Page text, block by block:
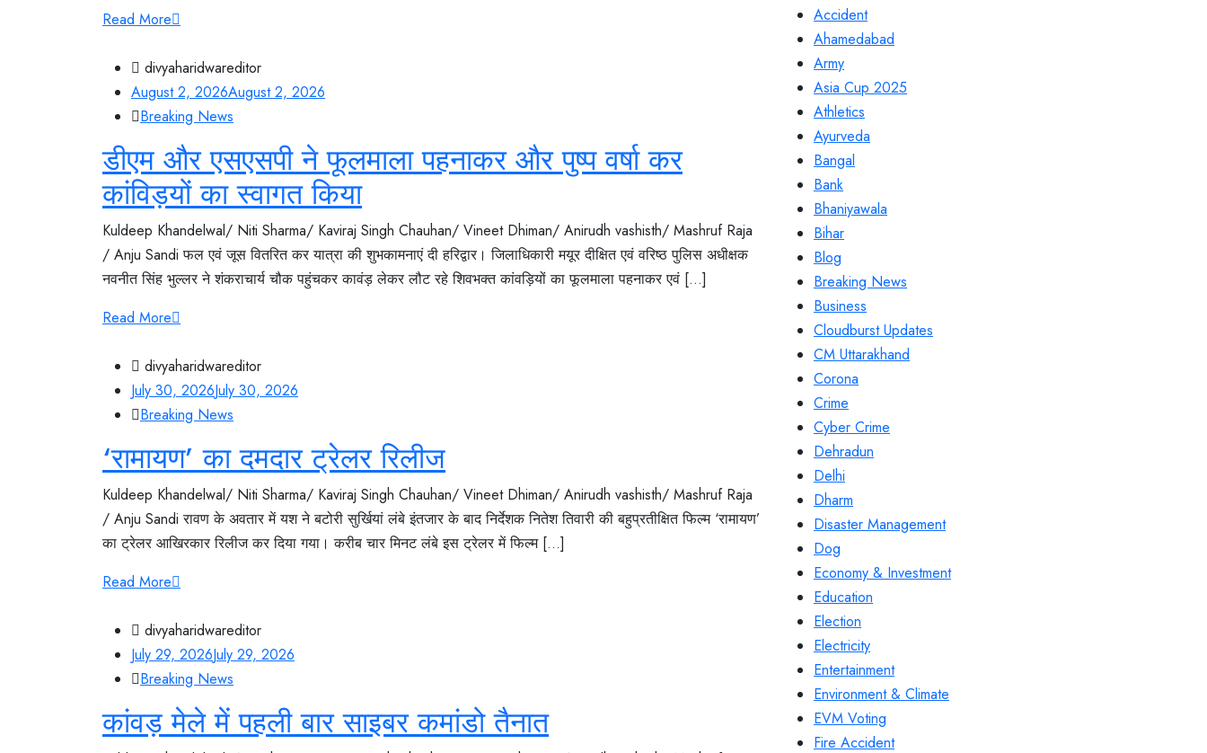
Read More
divyaharidwareditor
August 2, 2026August 2, 2026
Breaking News
डीएम और एसएसपी ने फूलमाला पहनाकर और पुष्प वर्षा कर
कांविड़यों का स्वागत किया
Kuldeep Khandelwal/ Niti Sharma/ Kaviraj Singh Chauhan/ Vineet Dhiman/ Anirudh vashisth/ Mashruf Raja
/ Anju Sandi फल एवं जूस वितरित कर यात्रा की शुभकामनाएं दी हरिद्वार। जिलाधिकारी मयूर दीक्षित एवं वरिष्ठ पुलिस अधीक्षक
नवनीत सिंह भुल्लर ने शंकराचार्य चौक पहुंचकर कावंड़ लेकर लौट रहे शिवभक्त कांवड़ियों का फूलमाला पहनाकर एवं [...]
Read More
divyaharidwareditor
July 30, 2026July 30, 2026
Breaking News
‘रामायण’ का दमदार ट्रेलर रिलीज
Kuldeep Khandelwal/ Niti Sharma/ Kaviraj Singh Chauhan/ Vineet Dhiman/ Anirudh vashisth/ Mashruf Raja
/ Anju Sandi रावण के अवतार में यश ने बटोरी सुर्खियां लंबे इंतजार के बाद निर्देशक नितेश तिवारी की बहुप्रतीक्षित फिल्म ‘रामायण’
का ट्रेलर आखिरकार रिलीज कर दिया गया। करीब चार मिनट लंबे इस ट्रेलर में फिल्म [...]
Read More
divyaharidwareditor
July 29, 2026July 29, 2026
Breaking News
कांवड़ मेले में पहली बार साइबर कमांडो तैनात
Accident
Ahamedabad
Army
Asia Cup 2025
Athletics
Ayurveda
Bangal
Bank
Bhaniyawala
Bihar
Blog
Breaking News
Business
Cloudburst Updates
CM Uttarakhand
Corona
Crime
Cyber Crime
Dehradun
Delhi
Dharm
Disaster Management
Dog
Economy & Investment
Education
Election
Electricity
Entertainment
Environment & Climate
EVM Voting
Fire Accident